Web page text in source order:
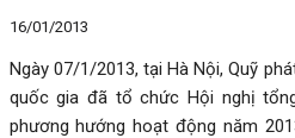
16/01/2013
Ngày 07/1/2013, tại Hà Nội, Quỹ
quốc gia đã tổ chức Hội nghị
phương hướng hoạt động năm